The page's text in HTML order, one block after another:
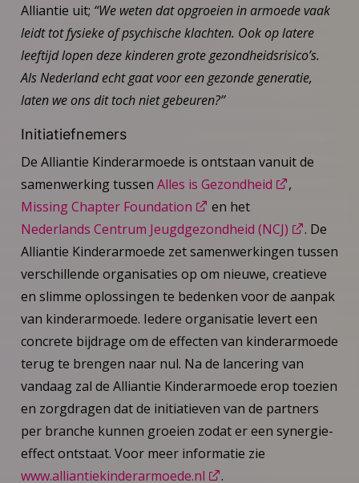
Alliantie uit; “We weten dat opgroeien in armoede vaak
leidt tot fysieke of psychische klachten. Ook op latere
leeftijd lopen deze kinderen grote gezondheidsrisico’s.
Als Nederland echt gaat voor een gezonde generatie,
laten we ons dit toch niet gebeuren?’’
Initiatiefnemers
De Alliantie Kinderarmoede is ontstaan vanuit de
samenwerking tussen Alles is Gezondheid
,
Missing Chapter Foundation
en het
Nederlands Centrum Jeugdgezondheid (NCJ)
. De
Alliantie Kinderarmoede zet samenwerkingen tussen
verschillende organisaties op om nieuwe, creatieve
en slimme oplossingen te bedenken voor de aanpak
van kinderarmoede. Iedere organisatie levert een
concrete bijdrage om de effecten van kinderarmoede
terug te brengen naar nul. Na de lancering van
vandaag zal de Alliantie Kinderarmoede erop toezien
en zorgdragen dat de initiatieven van de partners
per branche kunnen groeien zodat er een synergie-
effect ontstaat. Voor meer informatie zie
www.alliantiekinderarmoede.nl
.